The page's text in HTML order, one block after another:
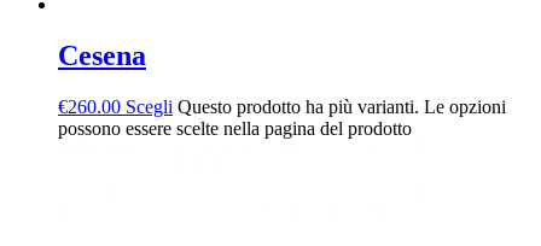
Cesena
€260.00 Scegli Questo prodotto ha più varianti. Le opzioni
possono essere scelte nella pagina del prodotto